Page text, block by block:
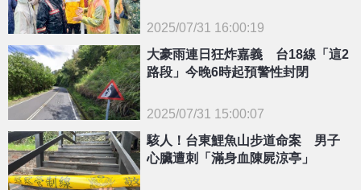
{PLAYICON}
2025/07/31 16:00:19
{PLAYICON}
大豪雨連日狂炸嘉義 台18線「這2
路段」今晚6時起預警性封閉
2025/07/31 15:00:07
駭人！台東鯉魚山步道命案 男子
心臟遭刺「滿身血陳屍涼亭」